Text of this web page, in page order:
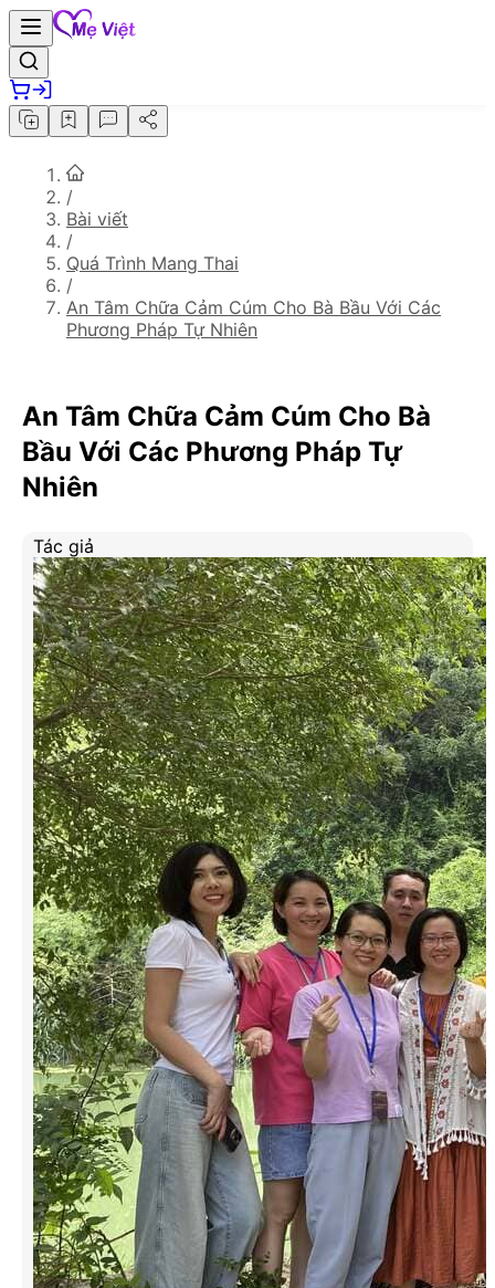
/
Bài viết
/
Quá Trình Mang Thai
/
An Tâm Chữa Cảm Cúm Cho Bà Bầu Với Các
Phương Pháp Tự Nhiên
An Tâm Chữa Cảm Cúm Cho Bà
Bầu Với Các Phương Pháp Tự
Nhiên
Tác giả